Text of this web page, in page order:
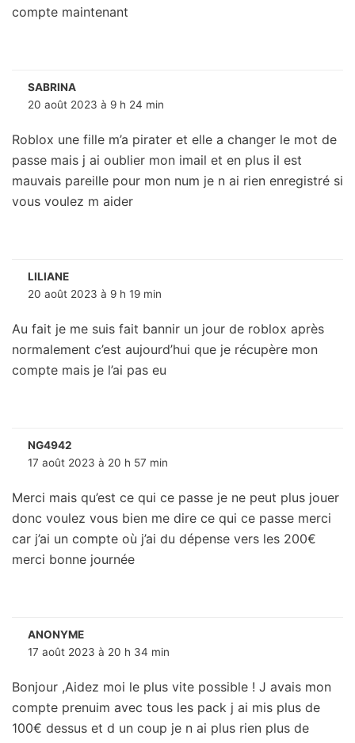
compte maintenant
SABRINA
20 août 2023 à 9 h 24 min
Roblox une fille m’a pirater et elle a changer le mot de
passe mais j ai oublier mon imail et en plus il est
mauvais pareille pour mon num je n ai rien enregistré si
vous voulez m aider
LILIANE
20 août 2023 à 9 h 19 min
Au fait je me suis fait bannir un jour de roblox après
normalement c’est aujourd’hui que je récupère mon
compte mais je l’ai pas eu
NG4942
17 août 2023 à 20 h 57 min
Merci mais qu’est ce qui ce passe je ne peut plus jouer
donc voulez vous bien me dire ce qui ce passe merci
car j’ai un compte où j’ai du dépense vers les 200€
merci bonne journée
ANONYME
17 août 2023 à 20 h 34 min
Bonjour ,Aidez moi le plus vite possible ! J avais mon
compte prenuim avec tous les pack j ai mis plus de
100€ dessus et d un coup je n ai plus rien plus de